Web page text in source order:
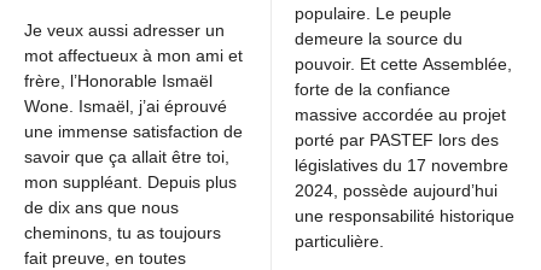
Je veux aussi adresser un
mot affectueux à mon ami et
frère, l’Honorable Ismaël
Wone. Ismaël, j’ai éprouvé
une immense satisfaction de
savoir que ça allait être toi,
mon suppléant. Depuis plus
de dix ans que nous
cheminons, tu as toujours
fait preuve, en toutes
populaire. Le peuple
demeure la source du
pouvoir. Et cette Assemblée,
forte de la confiance
massive accordée au projet
porté par PASTEF lors des
législatives du 17 novembre
2024, possède aujourd’hui
une responsabilité historique
particulière.